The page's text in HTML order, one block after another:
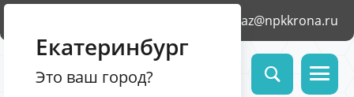
Екатеринбург
Это ваш город?
zakaz@npkkrona.ru